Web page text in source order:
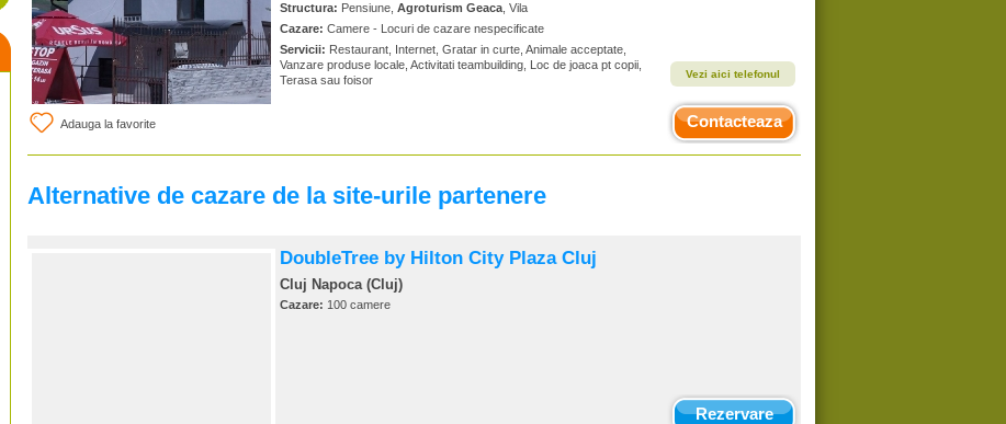
Adauga la favorite
Structura: Pensiune, Agroturism Geaca , Vila
Cazare: Camere - Locuri de cazare nespecificate
Servicii: Restaurant, Internet, Gratar in curte, Animale acceptate,
Vanzare produse locale, Activitati teambuilding, Loc de joaca pt copii,
Terasa sau foisor
Vezi aici telefonul
Contacteaza
Alternative de cazare de la site-urile partenere
DoubleTree by Hilton City Plaza Cluj
Cluj Napoca (Cluj)
Cazare: 100 camere
Rezervare